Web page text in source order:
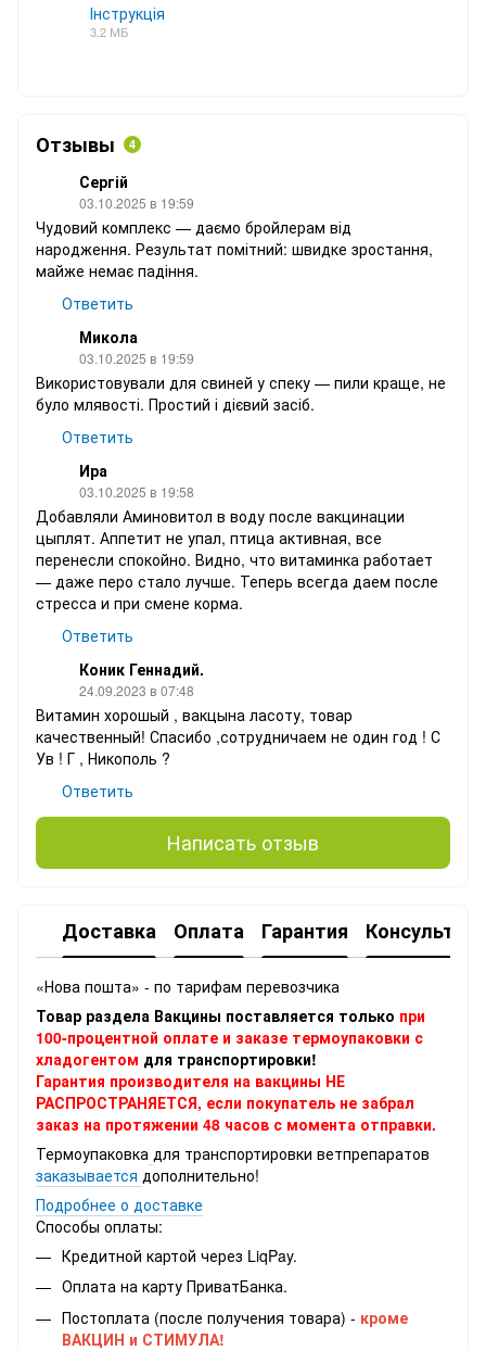
Інструкція
3.2 МБ
Отзывы 4
Сергій
03.10.2025 в 19:59
Чудовий комплекс — даємо бройлерам від
народження. Результат помітний: швидке зростання,
майже немає падіння.
Ответить
Микола
03.10.2025 в 19:59
Використовували для свиней у спеку — пили краще, не
було млявості. Простий і дієвий засіб.
Ответить
Ира
03.10.2025 в 19:58
Добавляли Аминовитол в воду после вакцинации
цыплят. Аппетит не упал, птица активная, все
перенесли спокойно. Видно, что витаминка работает
— даже перо стало лучше. Теперь всегда даем после
стресса и при смене корма.
Ответить
Коник Геннадий.
24.09.2023 в 07:48
Витамин хорошый , вакцына ласоту, товар
качественный! Спасибо ,сотрудничаем не один год ! С
Ув ! Г , Никополь ?
Ответить
Написать отзыв
Доставка Оплата Гарантия
«Нова пошта» - по тарифам перевозчика
Товар раздела Вакцины поставляется только при
100-процентной оплате и заказе термоупаковки с
хладогентом для транспортировки!
Гарантия производителя на вакцины НЕ
РАСПРОСТРАНЯЕТСЯ, если покупатель не забрал
заказ на протяжении 48 часов с момента отправки.
Термоупаковка для транспортировки ветпрепаратов
заказывается дополнительно!
Подробнее о доставке
Способы оплаты:
Кредитной картой через LiqPay.
Оплата на карту ПриватБанка.
Постоплата (после получения товара) - кроме
ВАКЦИН и СТИМУЛА!